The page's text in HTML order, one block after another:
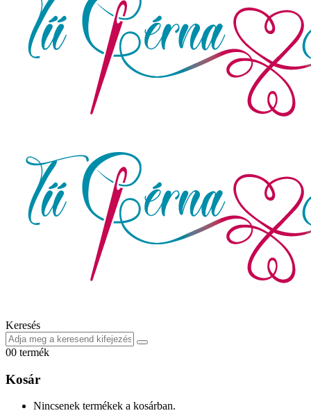
Keresés
00 termék
Kosár
Nincsenek termékek a kosárban.